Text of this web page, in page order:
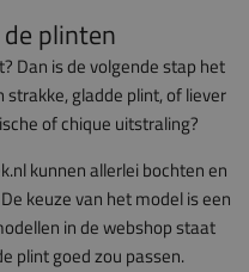
plinten
Dan is de volgende stap het
strakke, gladde plint, of liever
of chique uitstraling?
kunnen allerlei bochten en
keuze van het model is een
in de webshop staat
plint goed zou passen.